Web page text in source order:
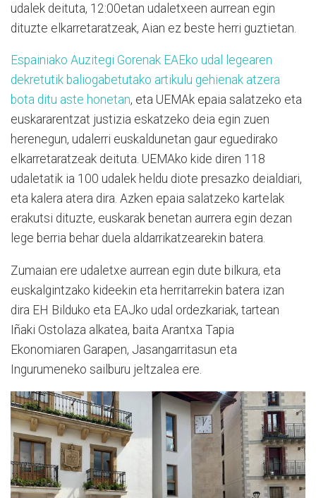
udalek deituta, 12:00etan udaletxeen aurrean egin
dituzte elkarretaratzeak, Aian ez beste herri guztietan.
Espainiako Auzitegi Gorenak EAEko udal legearen
dekretutik baliogabetutako artikulu gehienak atzera
bota ditu aste honetan, eta UEMAk epaia salatzeko eta
euskararentzat justizia eskatzeko deia egin zuen
herenegun, udalerri euskaldunetan gaur eguedirako
elkarretaratzeak deituta. UEMAko kide diren 118
udaletatik ia 100 udalek heldu diote presazko deialdiari,
eta kalera atera dira. Azken epaia salatzeko kartelak
erakutsi dituzte, euskarak benetan aurrera egin dezan
lege berria behar duela aldarrikatzearekin batera.
Zumaian ere udaletxe aurrean egin dute bilkura, eta
euskalgintzako kideekin eta herritarrekin batera izan
dira EH Bilduko eta EAJko udal ordezkariak, tartean
Iñaki Ostolaza alkatea, baita Arantxa Tapia
Ekonomiaren Garapen, Jasangarritasun eta
Ingurumeneko sailburu jeltzalea ere.